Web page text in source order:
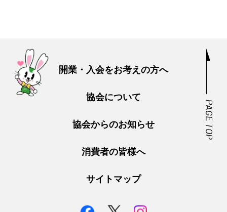
開業・入会をお考えの方へ
協会について
協会からのお知らせ
消費者の皆様へ
サイトマップ